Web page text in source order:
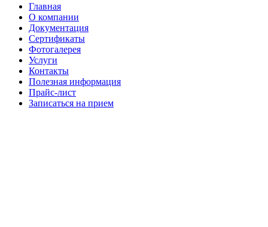
Главная
О компании
Документация
Сертификаты
Фотогалерея
Услуги
Контакты
Полезная информация
Прайс-лист
Записаться на прием